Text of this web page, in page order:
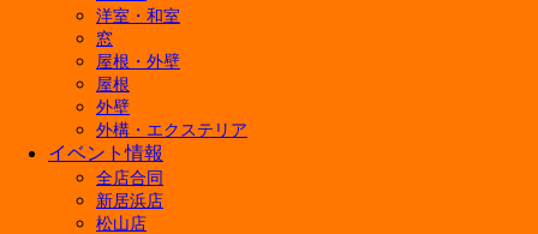
洋室・和室
窓
屋根・外壁
屋根
外壁
外構・エクステリア
イベント情報
全店合同
新居浜店
松山店
屋根リフォームの補助金はいくらもらえる？対象
【6月27日・28日開催】4店舗合同！決算在庫処
今週末 家族みんなで楽しめる「住まいる博」開催
【費用相場】タンク一体型トイレの便座交換は可
戸建てフルリノベーションで後悔しない！建て替
暑くなる前にやっておきたい！窓の断熱リフォー
キッチンリフォームはDIYでどこまで可能？メリ
カテゴリー